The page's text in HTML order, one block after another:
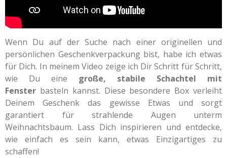
Wenn Du auf der Suche nach einer originellen und
persönlichen Geschenkverpackung bist, habe ich etwas
für Dich. In meinem Video zeige ich Dir Schritt für Schritt,
wie Du eine große, stabile Schachtel mit
Fenster basteln kannst. Diese besondere Box verleiht
Deinem Geschenk das gewisse Etwas und sorgt
garantiert für strahlende Augen unterm
Weihnachtsbaum. Lass Dich inspirieren und entdecke,
wie einfach es sein kann, etwas Einzigartiges zu
schaffen!